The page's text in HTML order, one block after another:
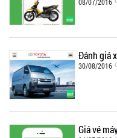
Đánh giá
30/08/2016
Giá vé